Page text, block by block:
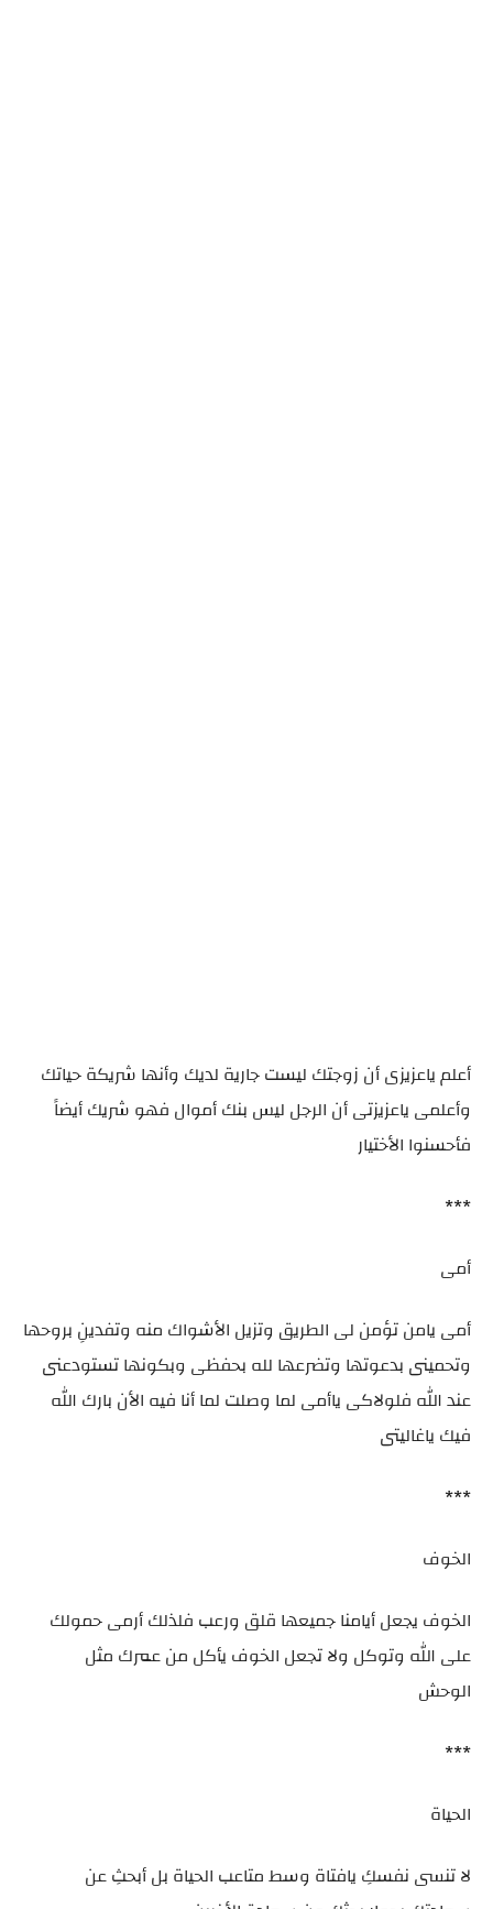
أعلم ياعزيزى أن زوجتك ليست جارية لديك وأنها شريكة حياتك
وأعلمى ياعزيزتى أن الرجل ليس بنك أموال فهو شريك أيضاََ
فأحسنوا الأختيار
***
أمى
أمى يامن تؤمن لى الطريق وتزيل الأشواك منه وتفدينِ بروحها
وتحمينى بدعوتها وتضرعها لله بحفظى وبكونها تستودعنى
عند الله فلولاكى ياأمى لما وصلت لما أنا فيه الأن بارك الله
فيك ياغاليتى
***
الخوف
الخوف يجعل أيامنا جميعها قلق ورعب فلذلك أرمى حمولك
على الله وتوكل ولا تجعل الخوف يأكل من عمرك مثل
الوحش
***
الحياة
لا تنسى نفسكِ يافتاة وسط متاعب الحياة بل أبحثِ عن